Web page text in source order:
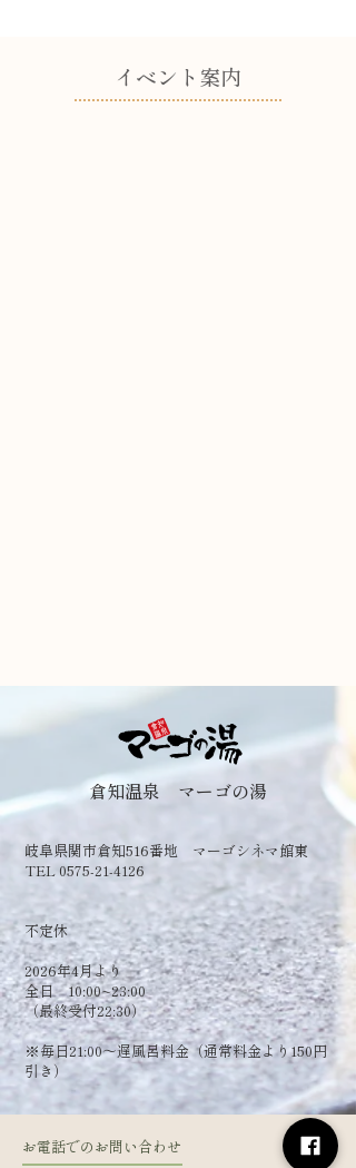
​イベント案内
倉知温泉 マーゴの湯
岐阜県関市倉知516番地 マーゴシネマ館東
TEL 0575-21-4126
​不定休
2026年4月より
全日 10:00~23:00
（最終受付22:30）
​※毎日21:00～遅風呂料金（通常料金より150円
引き）
お電話でのお問い合わせ